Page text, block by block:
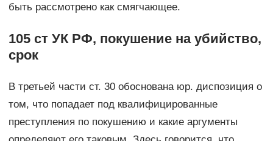
быть рассмотрено как смягчающее.
105 ст УК РФ, покушение на убийство,
срок
В третьей части ст. 30 обоснована юр. диспозиция о
том, что попадает под квалифицированные
преступления по покушению и какие аргументы